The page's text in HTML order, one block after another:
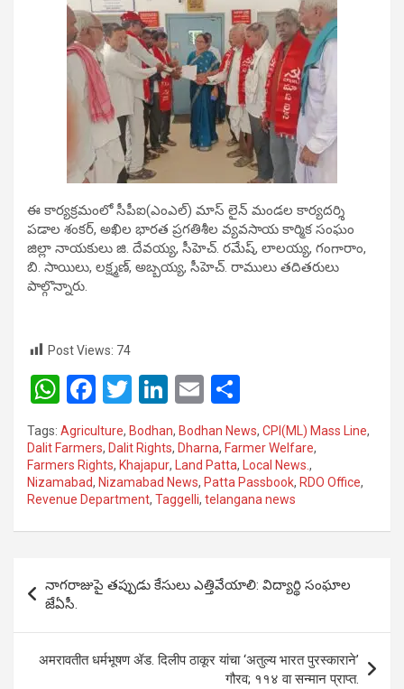
ఈ కార్యక్రమంలో సీపీఐ(ఎంఎల్) మాస్ లైన్ మండల కార్యదర్శి
పడాల శంకర్, అఖిల భారత ప్రగతిశీల వ్యవసాయ కార్మిక సంఘం
జిల్లా నాయకులు జి. దేవయ్య, సీహెచ్. రమేష్, లాలయ్య, గంగారాం,
బి. సాయిలు, లక్ష్మణ్, అబ్బయ్య, సీహెచ్. రాములు తదితరులు
పాల్గొన్నారు.
Post Views: 74
W
h
at
s
A
p
F
a
ce
b
o
o
T
wi
tt
er
Li
n
ke
dI
n
E
m
ail ar
e
Tags: Agriculture, Bodhan, Bodhan News, CPI(ML) Mass Line,
Dalit Farmers, Dalit Rights, Dharna, Farmer Welfare,
Farmers Rights, Khajapur, Land Patta, Local News. ,
Nizamabad, Nizamabad News, Patta Passbook, RDO Office,
Revenue Department, Taggelli, telangana news
navigation
నాగరాజుపై తప్పుడు కేసులు ఎత్తివేయాలి: విద్యార్థి సంఘాల
జేఏసీ.
अमरावतीत धर्मभूषण ॲड. दिलीप ठाकूर यांचा ‘अतुल्य भारत पुरस्काराने’
गौरव; ११४ वा सन्मान प्राप्त.